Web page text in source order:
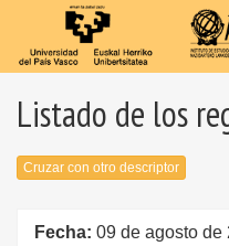
Listado de los
Cruzar con otro descriptor
Fecha: 09 de agosto de